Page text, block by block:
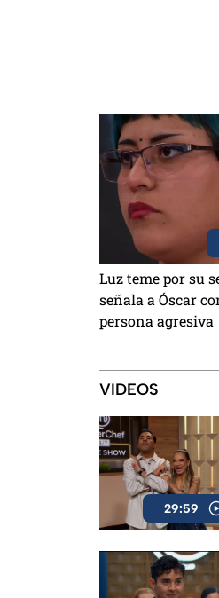
Luz teme por su
señala a Óscar
persona agresiva
VIDEOS
29:59